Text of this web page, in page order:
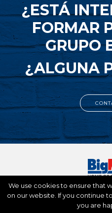
¿ESTÁ
FORMAR
GRUPO
¿ALGUNA
BigMat International SA –
France –Tel. :
We use cookies to ensure that
on our website. If you continue
you are